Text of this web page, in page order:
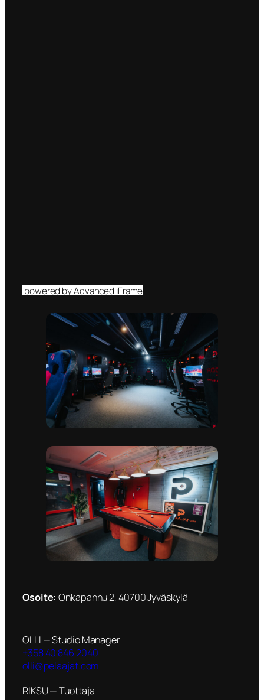
powered by Advanced iFrame
Osoite:Onkapannu 2, 40700 Jyväskylä
OLLI — Studio Manager
+358 40 846 2040
olli@pelaajat.com
RIKSU — Tuottaja